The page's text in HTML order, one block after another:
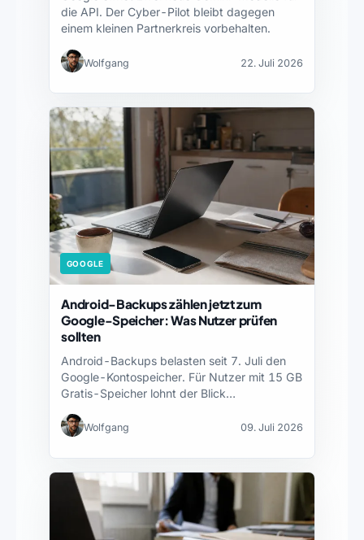
die API. Der Cyber-Pilot bleibt dagegen
einem kleinen Partnerkreis vorbehalten.
Wolfgang 22. Juli 2026
GOOGLE
Android-Backups zählen jetzt zum
Google-Speicher: Was Nutzer prüfen
sollten
Android-Backups belasten seit 7. Juli den
Google-Kontospeicher. Für Nutzer mit 15 GB
Gratis-Speicher lohnt der Blick…
Wolfgang 09. Juli 2026